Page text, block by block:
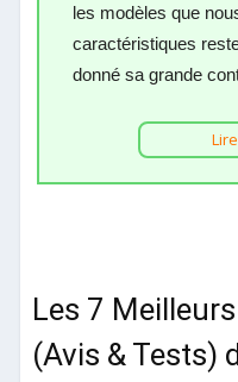
les modèles que
caractéristiques
donné sa grande
Les 7
(Avis & Tests)